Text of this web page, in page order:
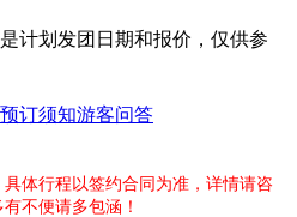
是计划发团日期和报价，仅供参
预订须知游客问答
体行程以签约合同为准，详情请咨
不便请多包涵！